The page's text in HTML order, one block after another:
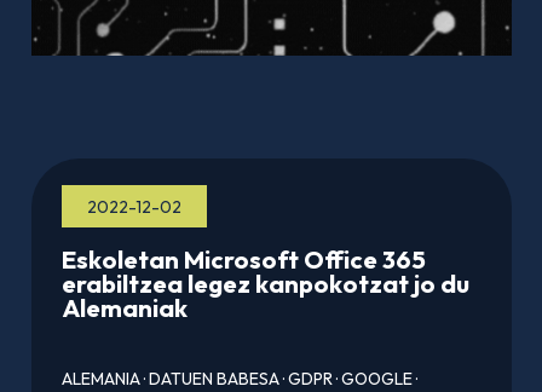
2022-12-02
Eskoletan Microsoft Office 365
erabiltzea legez kanpokotzat jo du
Alemaniak
ALEMANIA·DATUEN BABESA·GDPR·GOOGLE·